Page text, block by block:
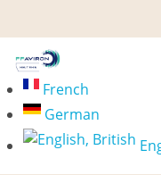
au
contenu
principal
French
German